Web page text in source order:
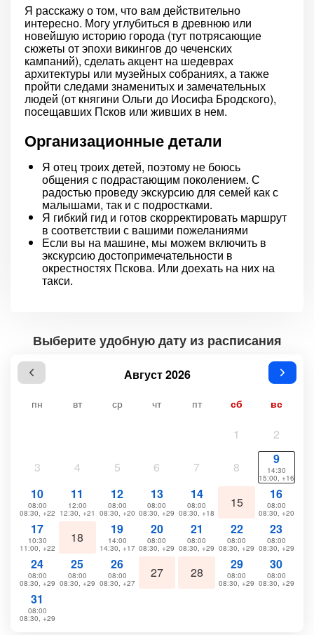
Я расскажу о том, что вам действительно
интересно. Могу углубиться в древнюю или
новейшую историю города (тут потрясающие
сюжеты от эпохи викингов до чеченских
кампаний), сделать акцент на шедеврах
архитектуры или музейных собраниях, а также
пройти следами знаменитых и замечательных
людей (от княгини Ольги до Иосифа Бродского),
посещавших Псков или живших в нем.
Организационные детали
Я отец троих детей, поэтому не боюсь
общения с подрастающим поколением. С
радостью проведу экскурсию для семей как с
малышами, так и с подростками.
Я гибкий гид и готов скорректировать маршрут
в соответствии с вашими пожеланиями
Если вы на машине, мы можем включить в
экскурсию достопримечательности в
окрестностях Пскова. Или доехать на них на
такси.
Выберите удобную дату из расписания
Август 2026
пн вт ср чт пт сб вс
1 2
3 4 5 6 7 8
9
14:30
15:00, +16
10
08:00
08:30, +22
11
12:00
12:30, +21
12
08:00
08:30, +20
13
08:00
08:30, +29
14
08:00
08:30, +18
15
16
08:00
08:30, +20
17
10:30
11:00, +22
18
19
14:00
14:30, +17
20
08:00
08:30, +29
21
08:00
08:30, +29
22
08:00
08:30, +29
23
08:00
08:30, +29
24
08:00
08:30, +29
25
08:00
08:30, +29
26
08:00
08:30, +27
27 28
29
08:00
08:30, +29
30
08:00
08:30, +29
31
08:00
08:30, +29